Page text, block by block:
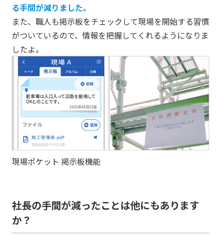
る手間が減りました。
また、職人も掲示板をチェックして現場を開始する習慣
がついているので、情報を把握してくれるようになりま
したよ。
現場ポケット 掲示板機能
社長の手間が減ったことは他にもあります
か？